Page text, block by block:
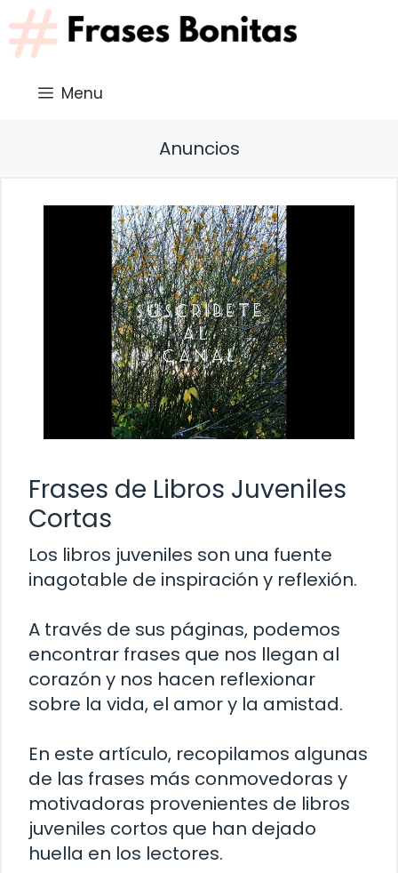
Saltar
al
contenido
Menu
Anuncios
Frases de Libros Juveniles
Cortas
Los libros juveniles son una fuente
inagotable de inspiración y reflexión.
A través de sus páginas, podemos
encontrar frases que nos llegan al
corazón y nos hacen reflexionar
sobre la vida, el amor y la amistad.
En este artículo, recopilamos algunas
de las frases más conmovedoras y
motivadoras provenientes de libros
juveniles cortos que han dejado
huella en los lectores.